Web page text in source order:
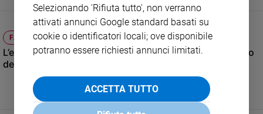
giovani
Adolescenza
Bioetica
FAMIGLIA ED EDUCAZIONE
L’estate insieme a una persona con demenza: il decalogo
della Federazione Alzheimer per le famiglie
Selezionando 'Rifiuta tutto', non verranno
attivati annunci Google standard basati su
cookie o identificatori locali; ove disponibile
potranno essere richiesti annunci limitati.
ACCETTA TUTTO